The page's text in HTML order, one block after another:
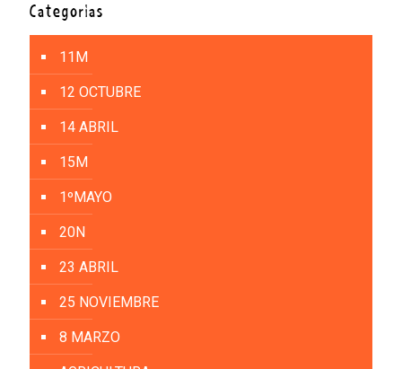
Categorías
11M
12 OCTUBRE
14 ABRIL
15M
1ºMAYO
20N
23 ABRIL
25 NOVIEMBRE
8 MARZO